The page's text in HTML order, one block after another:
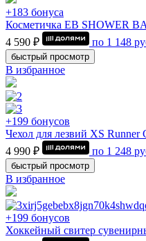
+183 бонуса
Косметичка EB SHOWER
4 590 ₽
по 1 148
быстрый просмотр
В избранное
+199 бонусов
Чехол для лезвий XS Runner
4 990 ₽
по 1 248
быстрый просмотр
В избранное
+199 бонусов
Хоккейный свитер